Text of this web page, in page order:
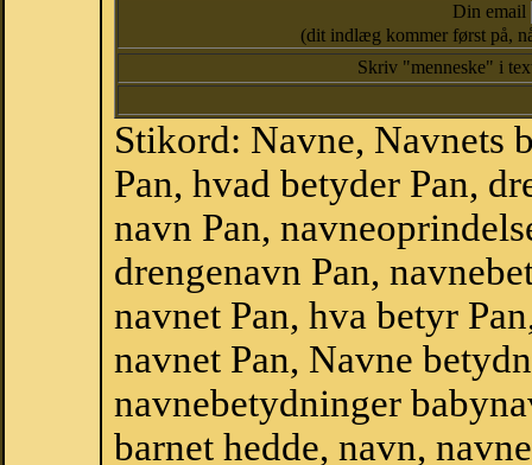
Din email
(dit indlæg kommer først på,
Skriv "menneske" i
Stikord: Navne, Navnets
Pan, hvad betyder Pan,
navn Pan,
drengenavn Pan,
navnet Pan, hva betyr
navnet Pan, Navne
navnebetydninger
barnet hedde, navn,